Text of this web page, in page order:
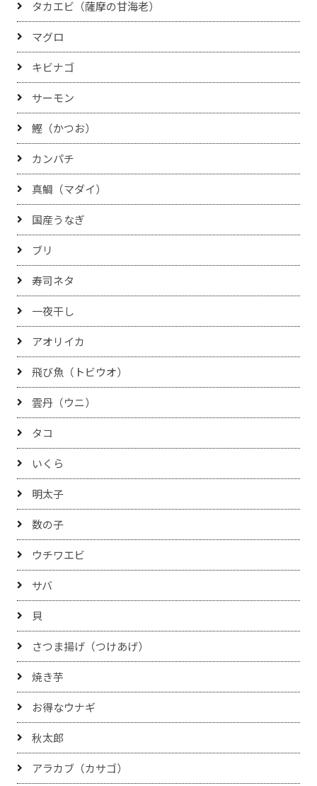
タカエビ（薩摩の甘海老）
マグロ
キビナゴ
サーモン
鰹（かつお）
カンパチ
真鯛（マダイ）
国産うなぎ
ブリ
寿司ネタ
一夜干し
アオリイカ
飛び魚（トビウオ）
雲丹（ウニ）
タコ
いくら
明太子
数の子
ウチワエビ
サバ
貝
さつま揚げ（つけあげ）
焼き芋
お得なウナギ
秋太郎
アラカブ（カサゴ）